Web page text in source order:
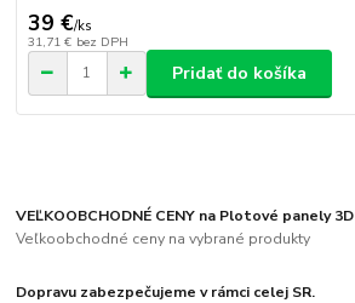
39 €/ks
31,71 € bez DPH
Pridať do košíka
VEĽKOOBCHODNÉ CENY na Plotové panely 3D
Veľkoobchodné ceny na vybrané produkty
Dopravu zabezpečujeme v rámci celej SR.